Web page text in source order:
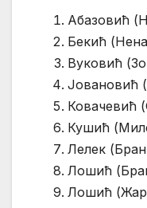
Абазовић
Бекић
Вуковић
Јовановић
Ковачевић
Кушић
Лелек
Лошић
Лошић